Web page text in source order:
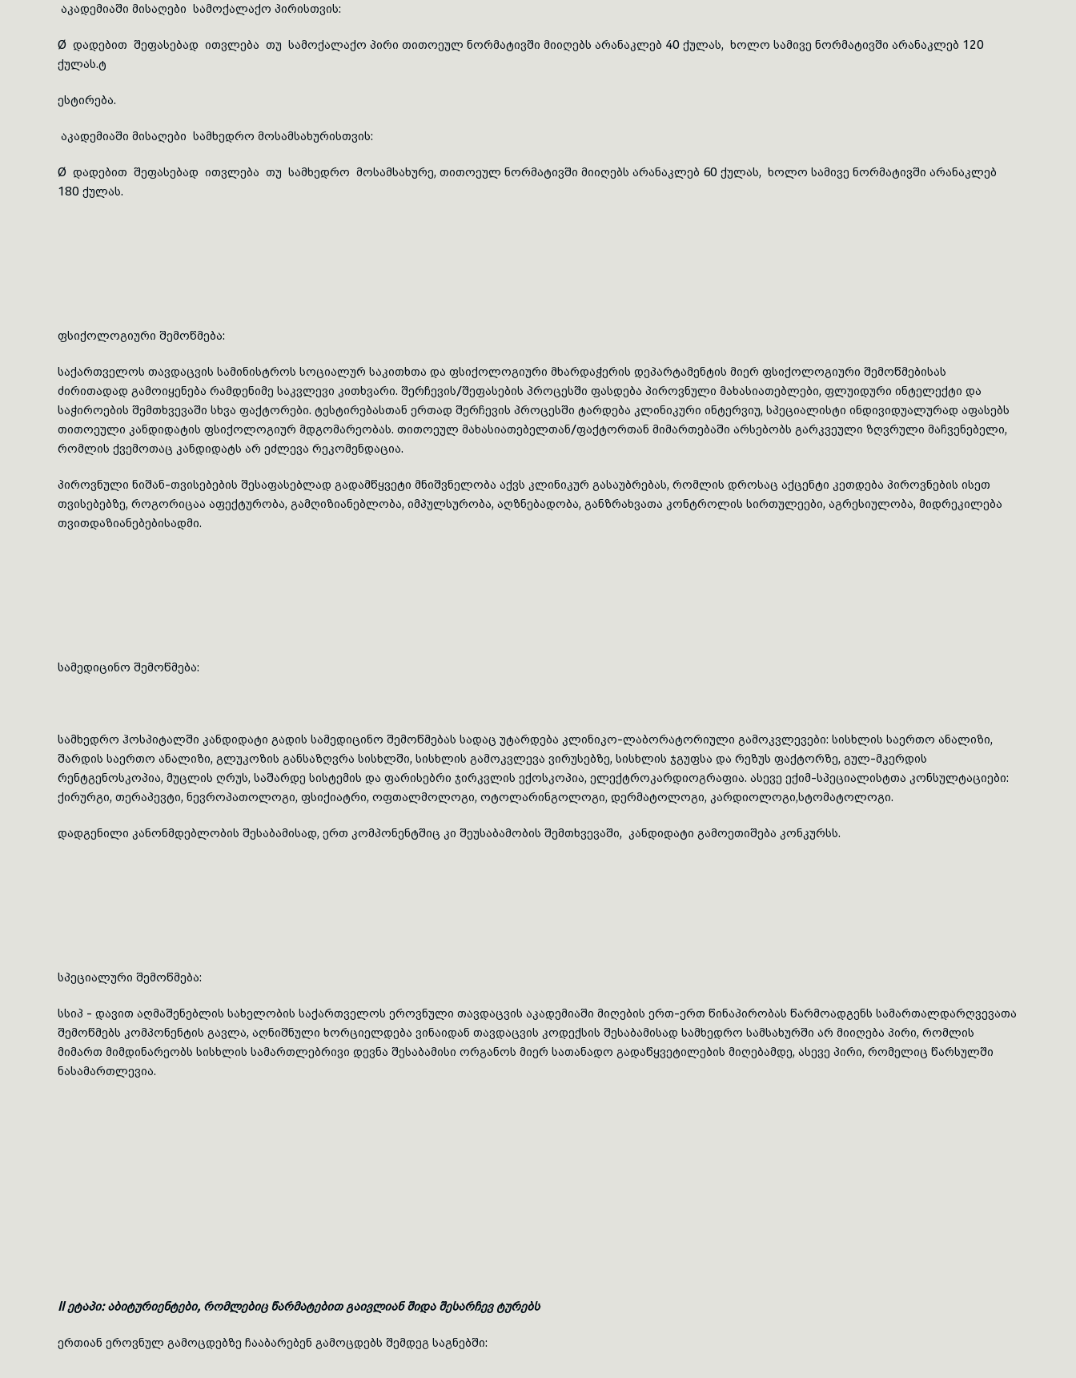
აკადემიაში მისაღები სამოქალაქო პირისთვის:
Ø დადებით შეფასებად ითვლება თუ სამოქალაქო პირი თითოეულ ნორმატივში მიიღებს არანაკლებ 40 ქულას, ხოლო სამივე ნორმატივში არანაკლებ 120
ქულას.ტ
ესტირება.
აკადემიაში მისაღები სამხედრო მოსამსახურისთვის:
Ø დადებით შეფასებად ითვლება თუ სამხედრო მოსამსახურე, თითოეულ ნორმატივში მიიღებს არანაკლებ 60 ქულას, ხოლო სამივე ნორმატივში არანაკლებ
180 ქულას.
ფსიქოლოგიური შემოწმება:
საქართველოს თავდაცვის სამინისტროს სოციალურ საკითხთა და ფსიქოლოგიური მხარდაჭერის დეპარტამენტის მიერ ფსიქოლოგიური შემოწმებისას
ძირითადად გამოიყენება რამდენიმე საკვლევი კითხვარი. შერჩევის/შეფასების პროცესში ფასდება პიროვნული მახასიათებლები, ფლუიდური ინტელექტი და
საჭიროების შემთხვევაში სხვა ფაქტორები. ტესტირებასთან ერთად შერჩევის პროცესში ტარდება კლინიკური ინტერვიუ, სპეციალისტი ინდივიდუალურად აფასებს
თითოეული კანდიდატის ფსიქოლოგიურ მდგომარეობას. თითოეულ მახასიათებელთან/ფაქტორთან მიმართებაში არსებობს გარკვეული ზღვრული მაჩვენებელი,
რომლის ქვემოთაც კანდიდატს არ ეძლევა რეკომენდაცია.
პიროვნული ნიშან-თვისებების შესაფასებლად გადამწყვეტი მნიშვნელობა აქვს კლინიკურ გასაუბრებას, რომლის დროსაც აქცენტი კეთდება პიროვნების ისეთ
თვისებებზე, როგორიცაა აფექტურობა, გამღიზიანებლობა, იმპულსურობა, აღზნებადობა, განზრახვათა კონტროლის სირთულეები, აგრესიულობა, მიდრეკილება
თვითდაზიანებებისადმი.
სამედიცინო შემოწმება:
სამხედრო ჰოსპიტალში კანდიდატი გადის სამედიცინო შემოწმებას სადაც უტარდება კლინიკო-ლაბორატორიული გამოკვლევები: სისხლის საერთო ანალიზი,
შარდის საერთო ანალიზი, გლუკოზის განსაზღვრა სისხლში, სისხლის გამოკვლევა ვირუსებზე, სისხლის ჯგუფსა და რეზუს ფაქტორზე, გულ-მკერდის
რენტგენოსკოპია, მუცლის ღრუს, საშარდე სისტემის და ფარისებრი ჯირკვლის ექოსკოპია, ელექტროკარდიოგრაფია. ასევე ექიმ-სპეციალისტთა კონსულტაციები:
ქირურგი, თერაპევტი, ნევროპათოლოგი, ფსიქიატრი, ოფთალმოლოგი, ოტოლარინგოლოგი, დერმატოლოგი, კარდიოლოგი,სტომატოლოგი.
დადგენილი კანონმდებლობის შესაბამისად, ერთ კომპონენტშიც კი შეუსაბამობის შემთხვევაში, კანდიდატი გამოეთიშება კონკურსს.
სპეციალური შემოწმება:
სსიპ - დავით აღმაშენებლის სახელობის საქართველოს ეროვნული თავდაცვის აკადემიაში მიღების ერთ-ერთ წინაპირობას წარმოადგენს სამართალდარღვევათა
შემოწმებს კომპონენტის გავლა, აღნიშნული ხორციელდება ვინაიდან თავდაცვის კოდექსის შესაბამისად სამხედრო სამსახურში არ მიიღება პირი, რომლის
მიმართ მიმდინარეობს სისხლის სამართლებრივი დევნა შესაბამისი ორგანოს მიერ სათანადო გადაწყვეტილების მიღებამდე, ასევე პირი, რომელიც წარსულში
ნასამართლევია.
II ეტაპი: აბიტურიენტები, რომლებიც წარმატებით გაივლიან შიდა შესარჩევ ტურებს
ერთიან ეროვნულ გამოცდებზე ჩააბარებენ გამოცდებს შემდეგ საგნებში: